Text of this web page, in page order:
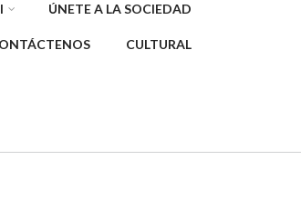
ÚNETE A LA SOCIEDAD
CULTURAL